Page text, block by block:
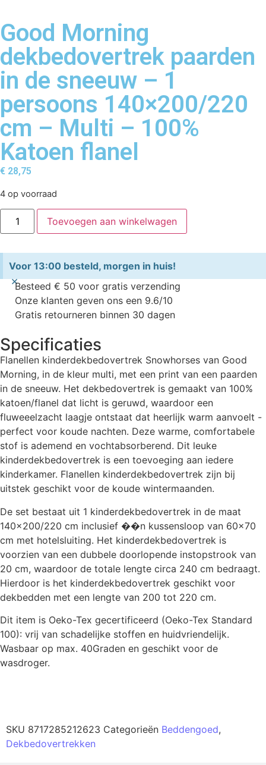
Good Morning
dekbedovertrek paarden
in de sneeuw – 1
persoons 140×200/220
cm – Multi – 100%
Katoen flanel
€ 28,75
4 op voorraad
Toevoegen aan winkelwagen
Voor 13:00 besteld, morgen in huis!
×Besteed € 50 voor gratis verzending
Onze klanten geven ons een 9.6/10
Gratis retourneren binnen 30 dagen
Specificaties
Flanellen kinderdekbedovertrek Snowhorses van Good
Morning, in de kleur multi, met een print van een paarden
in de sneeuw. Het dekbedovertrek is gemaakt van 100%
katoen/flanel dat licht is geruwd, waardoor een
fluweeelzacht laagje ontstaat dat heerlijk warm aanvoelt -
perfect voor koude nachten. Deze warme, comfortabele
stof is ademend en vochtabsorberend. Dit leuke
kinderdekbedovertrek is een toevoeging aan iedere
kinderkamer. Flanellen kinderdekbedovertrek zijn bij
uitstek geschikt voor de koude wintermaanden.
De set bestaat uit 1 kinderdekbedovertrek in de maat
140×200/220 cm inclusief ��n kussensloop van 60×70
cm met hotelsluiting. Het kinderdekbedovertrek is
voorzien van een dubbele doorlopende instopstrook van
20 cm, waardoor de totale lengte circa 240 cm bedraagt.
Hierdoor is het kinderdekbedovertrek geschikt voor
dekbedden met een lengte van 200 tot 220 cm.
Dit item is Oeko-Tex gecertificeerd (Oeko-Tex Standard
100): vrij van schadelijke stoffen en huidvriendelijk.
Wasbaar op max. 40Graden en geschikt voor de
wasdroger.
SKU 8717285212623 Categorieën Beddengoed,
Dekbedovertrekken